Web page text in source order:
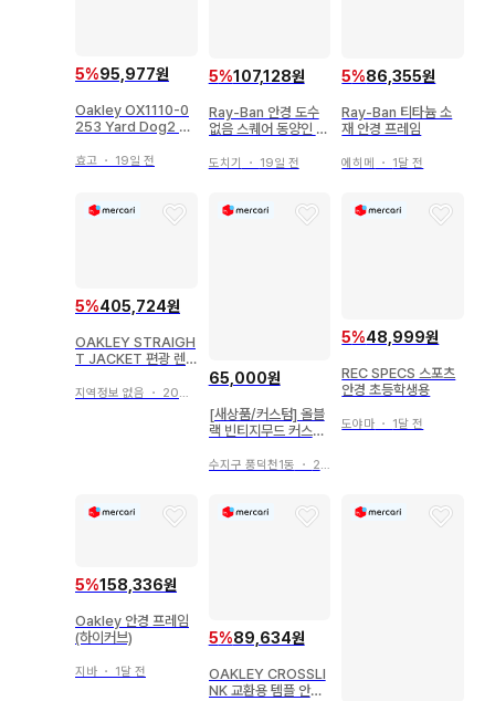
5%95,977원
Oakley OX1110-0
253 Yard Dog2 패
효고 ・ 19일 전
5%107,128원
Ray-Ban 안경 도수
없음 스퀘어 동양인 핏
도치기 ・ 19일 전
5%86,355원
Ray-Ban 티타늄 소
재 안경 프레임
에히메 ・ 1달 전
5%405,724원
OAKLEY STRAIGH
T JACKET 편광 렌
지역정보 없음 ・ 20일 전
65,000원
[새상품/커스텀] 올블
랙 빈티지무드 커스텀
수지구 풍덕천1동 ・ 26일 전
5%48,999원
REC SPECS 스포츠
안경 초등학생용
도야마 ・ 1달 전
5%158,336원
Oakley 안경 프레임
(하이커브)
지바 ・ 1달 전
5%89,634원
OAKLEY CROSSLI
NK 교환용 템플 안경